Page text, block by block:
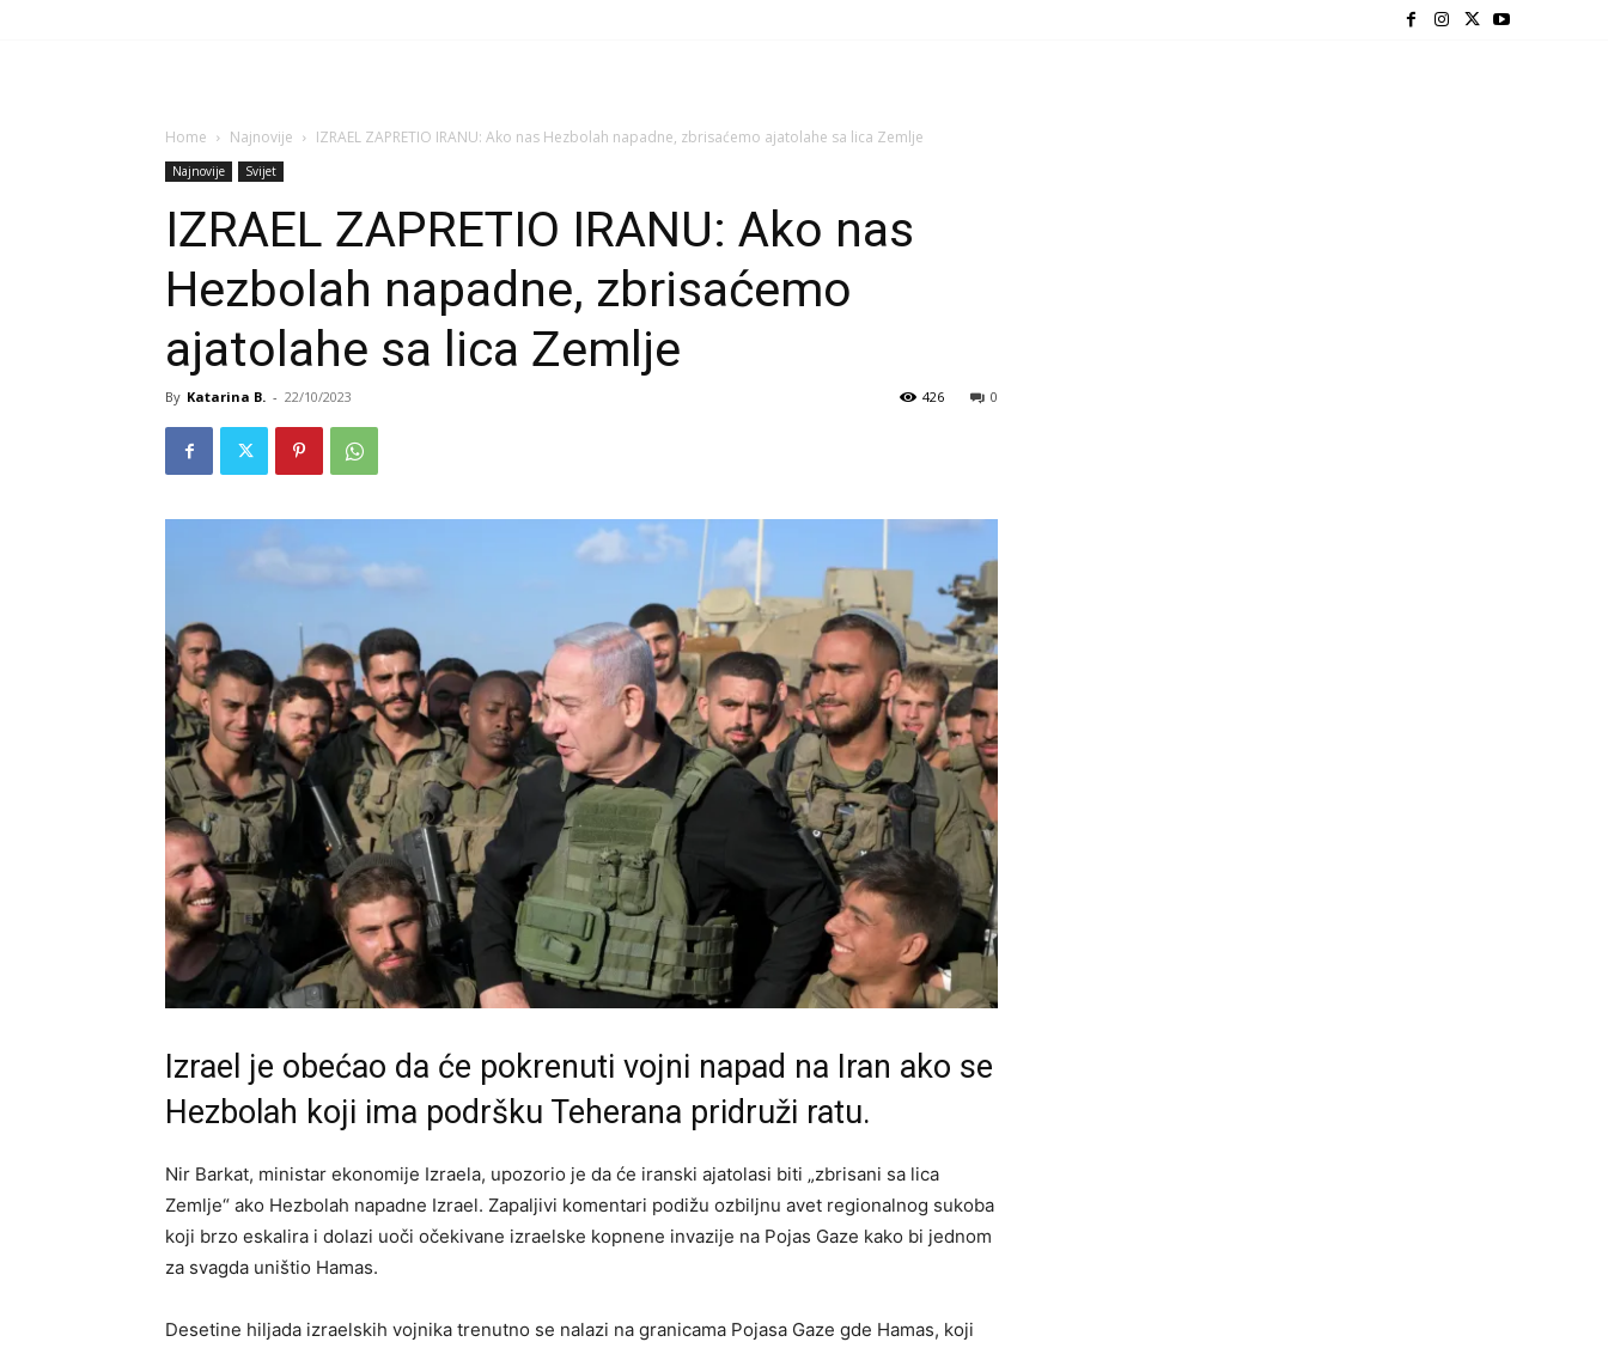
Home Najnovije IZRAEL ZAPRETIO IRANU: Ako nas Hezbolah napadne, zbrisaćemo ajatolahe sa lica Zemlje
Najnovije Svijet
IZRAEL ZAPRETIO IRANU: Ako nas
Hezbolah napadne, zbrisaćemo
ajatolahe sa lica Zemlje
By Katarina B. - 22/10/2023 0
426
Izrael je obećao da će pokrenuti vojni napad na Iran ako se
Hezbolah koji ima podršku Teherana pridruži ratu.
Nir Barkat, ministar ekonomije Izraela, upozorio je da će iranski ajatolasi biti „zbrisani sa lica
Zemlje“ ako Hezbolah napadne Izrael. Zapaljivi komentari podižu ozbiljnu avet regionalnog sukoba
koji brzo eskalira i dolazi uoči očekivane izraelske kopnene invazije na Pojas Gaze kako bi jednom
za svagda uništio Hamas.
Desetine hiljada izraelskih vojnika trenutno se nalazi na granicama Pojasa Gaze gde Hamas, koji